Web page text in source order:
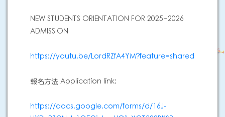
NEW STUDENTS ORIENTATION FOR 2025~2026
ADMISSION
https://youtu.be/LordRZfA4YM?feature=shared
報名方法 Application link:
https://docs.google.com/forms/d/16J-